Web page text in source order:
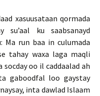
xasuusataan qormada
su’aal ku saabsanayd
Ma run baa in culumada
tahay waxa laga maqli
oo il caddaalad ah
gaboodfal loo gaystay
inta dawlad Islaam